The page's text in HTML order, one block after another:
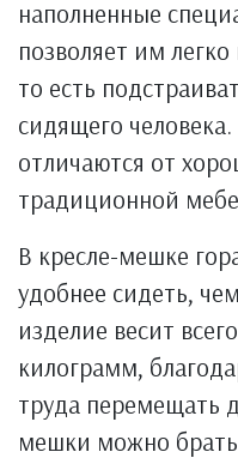
наполненные
позволяет им
то есть
сидящего
отличаются от
традиционной
В кресле-мешке
удобнее сидеть,
изделие весит
килограмм,
труда перемещать
мешки можно